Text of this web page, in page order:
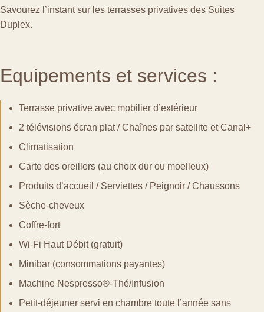
Savourez l’instant sur les terrasses privatives des Suites
Duplex.
Equipements et services :
Terrasse privative avec mobilier d’extérieur
2 télévisions écran plat / Chaînes par satellite et Canal+
Climatisation
Carte des oreillers (au choix dur ou moelleux)
Produits d’accueil / Serviettes / Peignoir / Chaussons
Sèche-cheveux
Coffre-fort
Wi-Fi Haut Débit (gratuit)
Minibar (consommations payantes)
Machine Nespresso®-Thé/Infusion
Petit-déjeuner servi en chambre toute l’année sans